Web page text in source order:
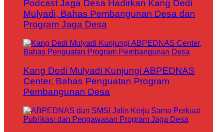
Podcast Jaga Desa Hadirkan Kang Dedi
Mulyadi, Bahas Pembangunan Desa dan
Program Jaga Desa
Kang Dedi Mulyadi Kunjungi ABPEDNAS
Center, Bahas Penguatan Program
Pembangunan Desa